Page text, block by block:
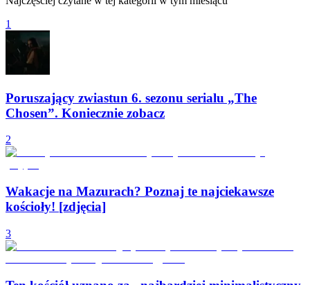
1
Poruszający zwiastun 6. sezonu serialu „The
Chosen”. Koniecznie zobacz
2
Wakacje na Mazurach? Poznaj te najciekawsze
kościoły! [zdjęcia]
3